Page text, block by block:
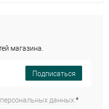
магазина.
Подписаться
данных.*